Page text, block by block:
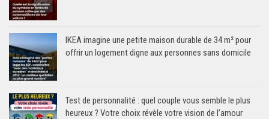
IKEA imagine une petite maison durable de 34 m² pour
offrir un logement digne aux personnes sans domicile
Test de personnalité : quel couple vous semble le plus
heureux ? Votre choix révèle votre vision de l’amour